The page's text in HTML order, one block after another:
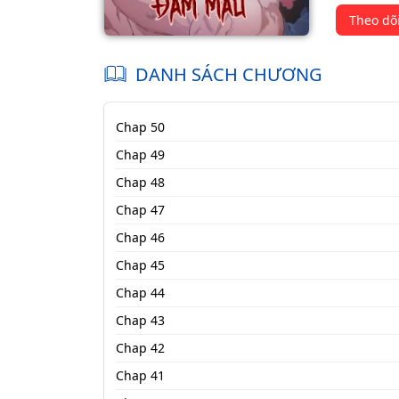
Theo
DANH SÁCH CHƯƠNG
Chap 50
Chap 49
Chap 48
Chap 47
Chap 46
Chap 45
Chap 44
Chap 43
Chap 42
Chap 41